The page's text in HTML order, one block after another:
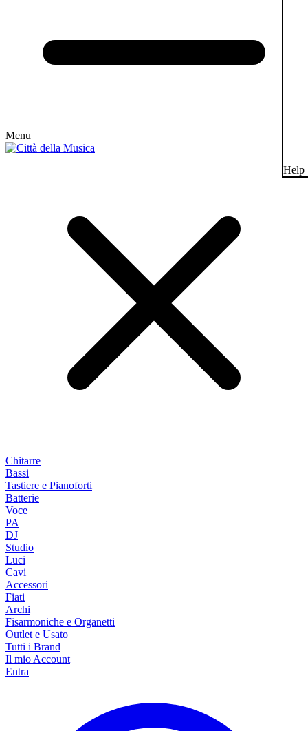
Menu
Chitarre
Bassi
Tastiere e Pianoforti
Batterie
Voce
PA
DJ
Studio
Luci
Cavi
Accessori
Fiati
Archi
Fisarmoniche e Organetti
Outlet e Usato
Tutti i Brand
Il mio Account
Entra
Help